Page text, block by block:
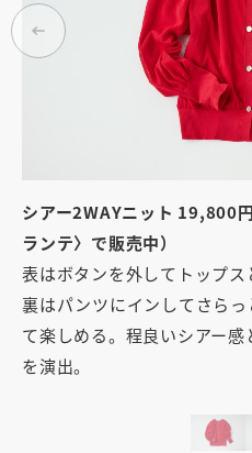
シアー2WAYニット 19,800
ランテ〉で販売中）
表はボタンを外してトップス
裏はパンツにインしてさら
て楽しめる。程良いシアー
を演出。